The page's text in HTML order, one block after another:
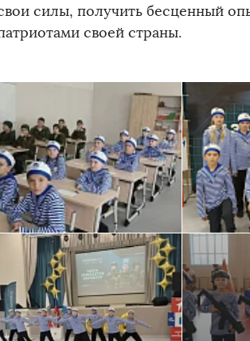
силы, получить бесценный
своей страны.